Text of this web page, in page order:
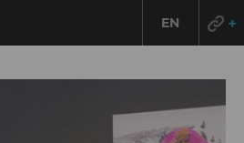
EN